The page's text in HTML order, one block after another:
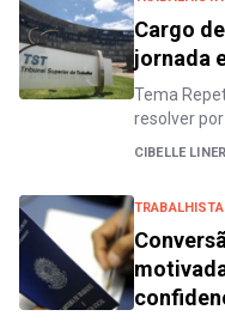
Cargo
jornada
Tema
resolver
CIBELLE
TRABALHISTA